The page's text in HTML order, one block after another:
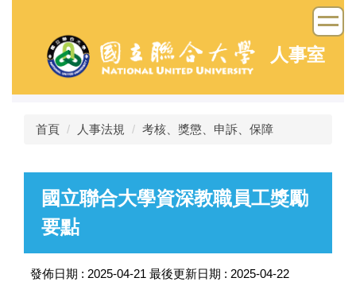
容
人事室
首頁 人事法規 考核、獎懲、申訴、保障
國立聯合大學資深教職員工獎勵
要點
發佈日期 : 2025-04-21 最後更新日期 : 2025-04-22